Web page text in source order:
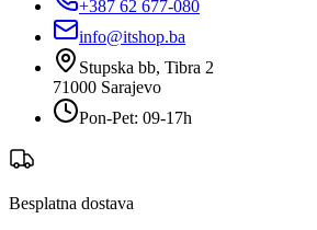
+387 62 677-080
info@itshop.ba
Stupska bb, Tibra 2
71000 Sarajevo
Pon-Pet: 09-17h
Besplatna dostava